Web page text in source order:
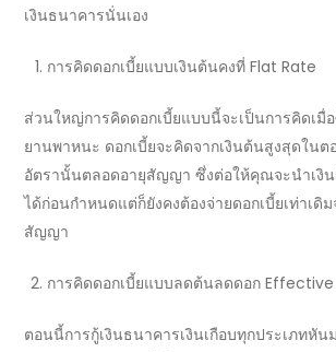
เงินธนาคารนั่นเอง
การคิดดอกเบี้ยแบบเงินต้นคงที่Flat Rate
ส่วนใหญ่การคิดดอกเบี้ยแบบนี้จะเป็นการคิดเมื่
ยานพาหนะ ดอกเบี้ยจะคิดจากเงินต้นสูงสุดในต
อัตรานั้นตลอดอายุสัญญา ซึ่งต่อให้คุณจะนำเงิ
ได้ก่อนกำหนดแต่ก็ยังคงต้องจ่ายดอกเบี้ยเท่าเดิ
สัญญา
การคิดดอกเบี้ยแบบลดต้นลดดอก
ตอนนี้การกู้เงินธนาคารเงินเกือบทุกประเภทหั